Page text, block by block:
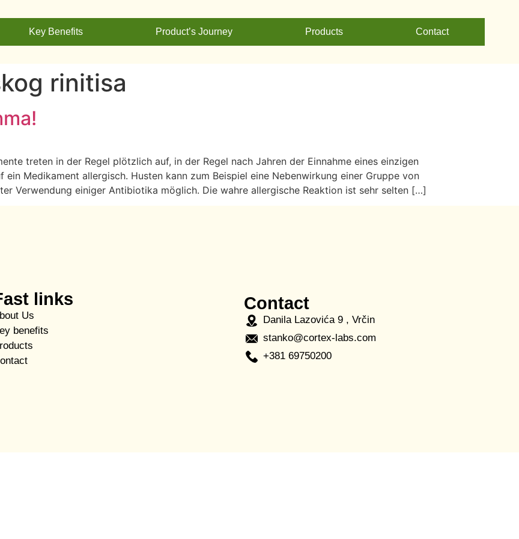
Key Benefits Product’s Journey Products Contact
rinitisa
treten in der Regel plötzlich auf, in der Regel nach Jahren der Einnahme eines einzigen
Medikament allergisch. Husten kann zum Beispiel eine Nebenwirkung einer Gruppe von
Verwendung einiger Antibiotika möglich. Die wahre allergische Reaktion ist sehr selten […]
links
Us
benefits
Contact
Danila Lazovića 9 , Vrčin
stanko@cortex-labs.com
+381 69750200